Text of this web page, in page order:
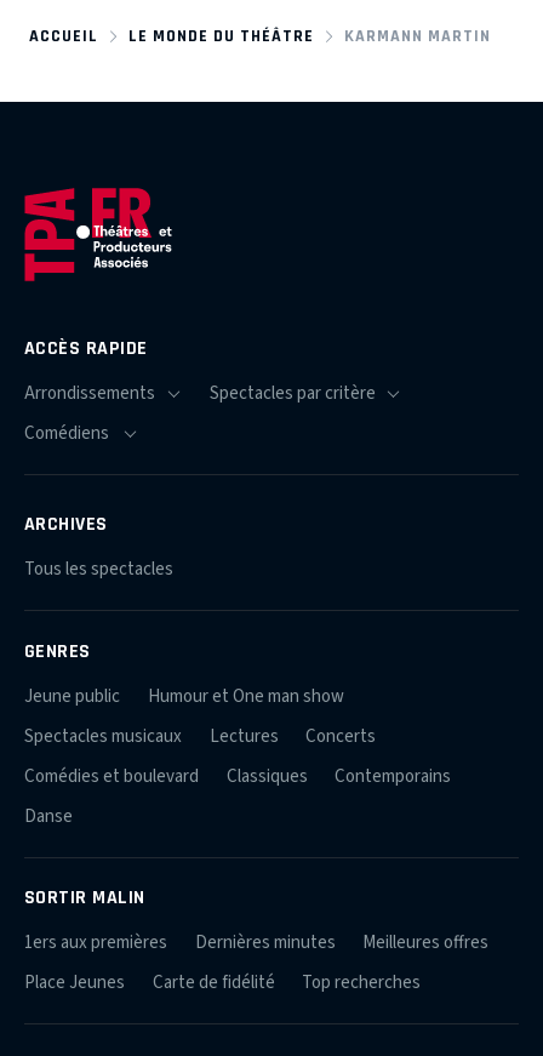
ACCUEIL LE MONDE DU THÉÂTRE KARMANN MARTIN
ACCÈS RAPIDE
ARCHIVES
Tous les spectacles
GENRES
Jeune public
Humour et One man show
Spectacles musicaux
Lectures
Concerts
Comédies et boulevard
Classiques
Contemporains
Danse
SORTIR MALIN
1ers aux premières Dernières minutes
Meilleures offres
Place Jeunes
Carte de fidélité Top recherches